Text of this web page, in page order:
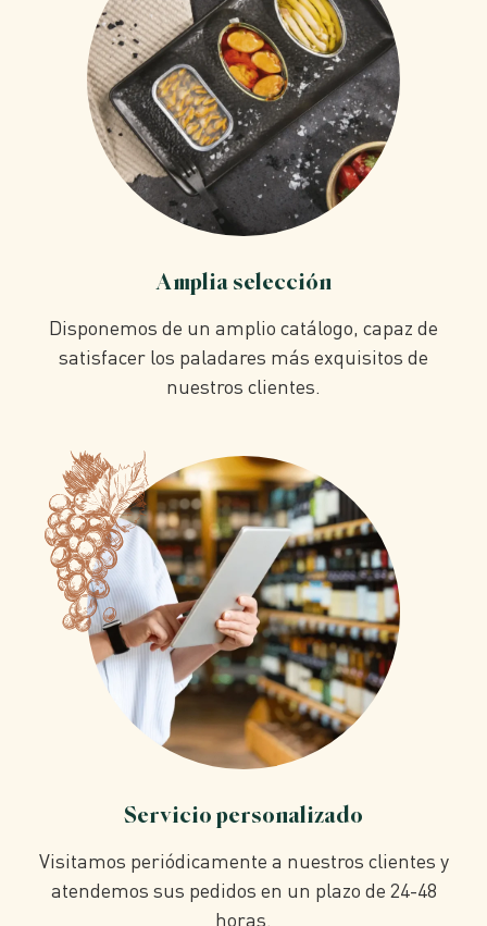
Amplia selección
Disponemos de un amplio catálogo, capaz de
satisfacer los paladares más exquisitos de
nuestros clientes.
Servicio personalizado
Visitamos periódicamente a nuestros clientes y
atendemos sus pedidos en un plazo de 24-48
horas.